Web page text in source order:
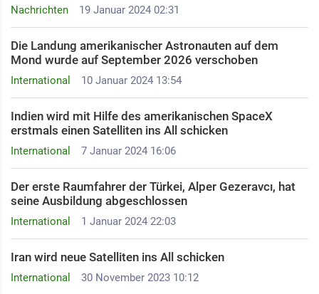
Nachrichten 19 Januar 2024 02:31
International 10 Januar 2024 13:54
Die Landung amerikanischer Astronauten auf dem
Mond wurde auf September 2026 verschoben
International 7 Januar 2024 16:06
Indien wird mit Hilfe des amerikanischen SpaceX
erstmals einen Satelliten ins All schicken
International 1 Januar 2024 22:03
Der erste Raumfahrer der Türkei, Alper Gezeravcı, hat
seine Ausbildung abgeschlossen
International 30 November 2023 10:12
Iran wird neue Satelliten ins All schicken